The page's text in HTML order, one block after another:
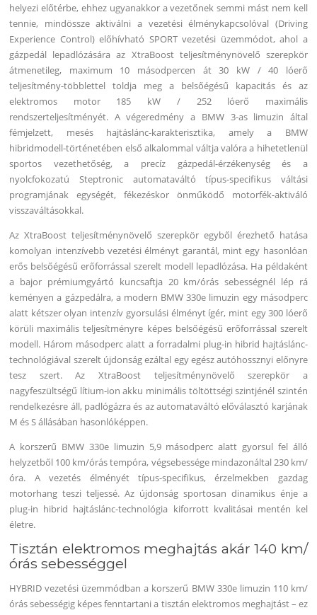
helyezi előtérbe, ehhez ugyanakkor a vezetőnek semmi mást nem kell
tennie, mindössze aktiválni a vezetési élménykapcsolóval (Driving
Experience Control) előhívható SPORT vezetési üzemmódot, ahol a
gázpedál lepadlózására az XtraBoost teljesítménynövelő szerepkör
átmenetileg, maximum 10 másodpercen át 30 kW / 40 lóerő
teljesítmény-többlettel toldja meg a belsőégésű kapacitás és az
elektromos motor 185 kW / 252 lóerő maximális
rendszerteljesítményét. A végeredmény a BMW 3-as limuzin által
fémjelzett, mesés hajtáslánc-karakterisztika, amely a BMW
hibridmodell-történetében első alkalommal váltja valóra a hihetetlenül
sportos vezethetőség, a precíz gázpedál-érzékenység és a
nyolcfokozatú Steptronic automataváltó típus-specifikus váltási
programjának egységét, fékezéskor önműködő motorfék-aktiváló
visszaváltásokkal.
Az XtraBoost teljesítménynövelő szerepkör egyből érezhető hatása
komolyan intenzívebb vezetési élményt garantál, mint egy hasonlóan
erős belsőégésű erőforrással szerelt modell lepadlózása. Ha példaként
a bajor prémiumgyártó kuncsaftja 20 km/órás sebességnél lép rá
keményen a gázpedálra, a modern BMW 330e limuzin egy másodperc
alatt kétszer olyan intenzív gyorsulási élményt ígér, mint egy 300 lóerő
körüli maximális teljesítményre képes belsőégésű erőforrással szerelt
modell. Három másodperc alatt a forradalmi plug-in hibrid hajtáslánc-
technológiával szerelt újdonság ezáltal egy egész autóhossznyi előnyre
tesz szert. Az XtraBoost teljesítménynövelő szerepkör a
nagyfeszültségű lítium-ion akku minimális töltöttségi szintjénél szintén
rendelkezésre áll, padlógázra és az automataváltó előválasztó karjának
M és S állásában hasonlóképpen.
A korszerű BMW 330e limuzin 5,9 másodperc alatt gyorsul fel álló
helyzetből 100 km/órás tempóra, végsebessége mindazonáltal 230 km/
óra. A vezetés élményét típus-specifikus, érzelmekben gazdag
motorhang teszi teljessé. Az újdonság sportosan dinamikus énje a
plug-in hibrid hajtáslánc-technológia kiforrott kvalitásai mentén kel
életre.
Tisztán elektromos meghajtás akár 140 km/
órás sebességgel
HYBRID vezetési üzemmódban a korszerű BMW 330e limuzin 110 km/
órás sebességig képes fenntartani a tisztán elektromos meghajtást – ez